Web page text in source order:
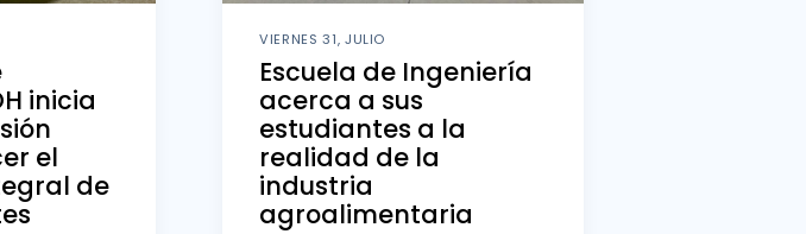
inicia
el
de
VIERNES 31, JULIO
Escuela de Ingeniería
acerca a sus
estudiantes a la
realidad de la
industria
agroalimentaria